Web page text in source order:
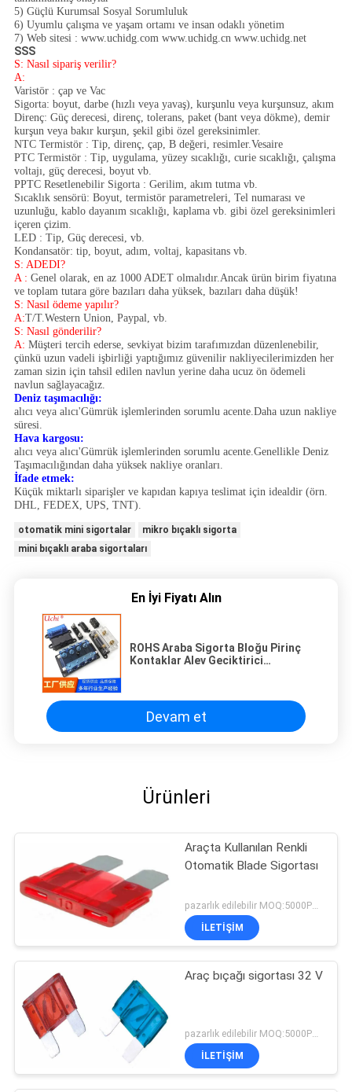
5) Güçlü Kurumsal Sosyal Sorumluluk
6) Uyumlu çalışma ve yaşam ortamı ve insan odaklı yönetim
7) Web sitesi : www.uchidg.com www.uchidg.cn www.uchidg.net
SSS
S: Nasıl sipariş verilir?
A:
Varistör : çap ve Vac
Sigorta: boyut, darbe (hızlı veya yavaş), kurşunlu veya kurşunsuz, akım
Direnç: Güç derecesi, direnç, tolerans, paket (bant veya dökme), demir
kurşun veya bakır kurşun, şekil gibi özel gereksinimler.
NTC Termistör : Tip, direnç, çap, B değeri, resimler.Vesaire
PTC Termistör : Tip, uygulama, yüzey sıcaklığı, curie sıcaklığı, çalışma
voltajı, güç derecesi, boyut vb.
PPTC Resetlenebilir Sigorta : Gerilim, akım tutma vb.
Sıcaklık sensörü: Boyut, termistör parametreleri, Tel numarası ve
uzunluğu, kablo dayanım sıcaklığı, kaplama vb. gibi özel gereksinimleri
içeren çizim.
LED : Tip, Güç derecesi, vb.
Kondansatör: tip, boyut, adım, voltaj, kapasitans vb.
S: ADEDI?
A : Genel olarak, en az 1000 ADET olmalıdır.Ancak ürün birim fiyatına
ve toplam tutara göre bazıları daha yüksek, bazıları daha düşük!
S: Nasıl ödeme yapılır?
A:T/T.Western Union, Paypal, vb.
S: Nasıl gönderilir?
A: Müşteri tercih ederse, sevkiyat bizim tarafımızdan düzenlenebilir,
çünkü uzun vadeli işbirliği yaptığımız güvenilir nakliyecilerimizden her
zaman sizin için tahsil edilen navlun yerine daha ucuz ön ödemeli
navlun sağlayacağız.
Deniz taşımacılığı:
alıcı veya alıcı'Gümrük işlemlerinden sorumlu acente.Daha uzun nakliye
süresi.
Hava kargosu:
alıcı veya alıcı'Gümrük işlemlerinden sorumlu acente.Genellikle Deniz
Taşımacılığından daha yüksek nakliye oranları.
İfade etmek:
Küçük miktarlı siparişler ve kapıdan kapıya teslimat için idealdir (örn.
DHL, FEDEX, UPS, TNT).
otomatik mini sigortalar
mikro bıçaklı sigorta
mini bıçaklı araba sigortaları
En İyi Fiyatı Alın
ROHS Araba Sigorta Bloğu Pirinç
Kontaklar Alev Geciktirici
Devam et
Ürünleri
Araçta Kullanılan Renkli
Otomatik Blade Sigortası
pazarlık edilebilir MOQ:5000PCS
İLETIŞIM
Araç bıçağı sigortası 32 V
İLETIŞIM